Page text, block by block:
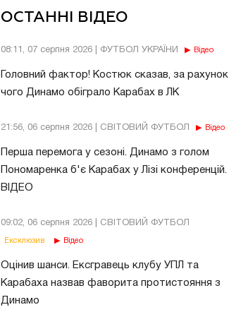
ОСТАННІ ВІДЕО
08:11, 07 серпня 2026 | ФУТБОЛ УКРАЇНИ Відео
Головний фактор! Костюк сказав, за рахунок
чого Динамо обіграло Карабах в ЛК
21:56, 06 серпня 2026 | СВІТОВИЙ ФУТБОЛ Відео
Перша перемога у сезоні. Динамо з голом
Пономаренка б'є Карабах у Лізі конференцій.
ВІДЕО
09:02, 06 серпня 2026 | СВІТОВИЙ ФУТБОЛ
Ексклюзив Відео
Оцінив шанси. Ексгравець клубу УПЛ та
Карабаха назвав фаворита протистояння з
Динамо